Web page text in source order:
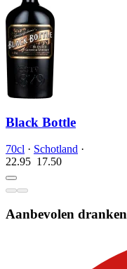
Black Bottle
70cl · Schotland ·
22.95 17.50
Aanbevolen dranken